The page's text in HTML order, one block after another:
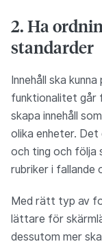
2. Ha
standarder
Innehåll ska
funktionalitet går
skapa innehåll
olika enheter.
och ting och följa
rubriker i fallande
Med rätt typ av
lättare för
dessutom mer